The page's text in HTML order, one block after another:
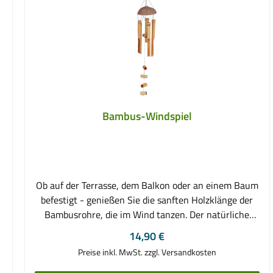
Bambus-Windspiel
Ob auf der Terrasse, dem Balkon oder an einem Baum
befestigt - genießen Sie die sanften Holzklänge der
Bambusrohre, die im Wind tanzen. Der natürliche
Look passt perfekt zu den weichen Tönen und fügt
sich problemlos in die Umgebung ein. Auch für den
Innenbereich können Sie das dekorative Glockenspiel
Regulärer Preis:
14,90 €
Preise inkl. MwSt. zzgl. Versandkosten